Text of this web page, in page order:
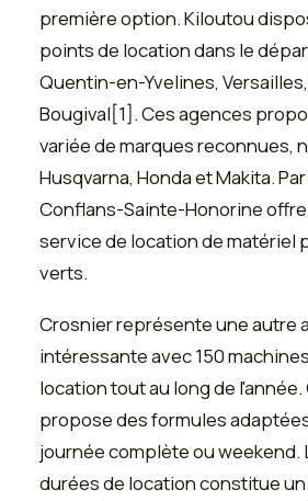
première option. Kiloutou
points de location dans le
Quentin-en-Yvelines,
Bougival[1]. Ces agences
variée de marques reconnues,
Husqvarna, Honda et Makita.
Conflans-Sainte-Honorine
service de location de matériel
verts.
Crosnier représente une autre
intéressante avec 150
location tout au long de
propose des formules
journée complète ou weekend.
durées de location constitue